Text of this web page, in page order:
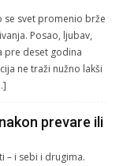
se svet promenio brže
Posao, ljubav,
pre deset godina
ne traži nužno lakši
prevare ili
– i sebi i drugima.